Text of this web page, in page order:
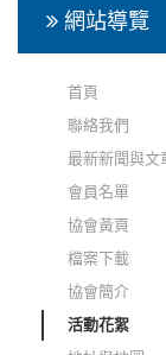
2023年07月31日
網站導覽
首頁
聯絡我們
最新新聞與文
會員名單
協會黃頁
檔案下載
協會簡介
活動花絮